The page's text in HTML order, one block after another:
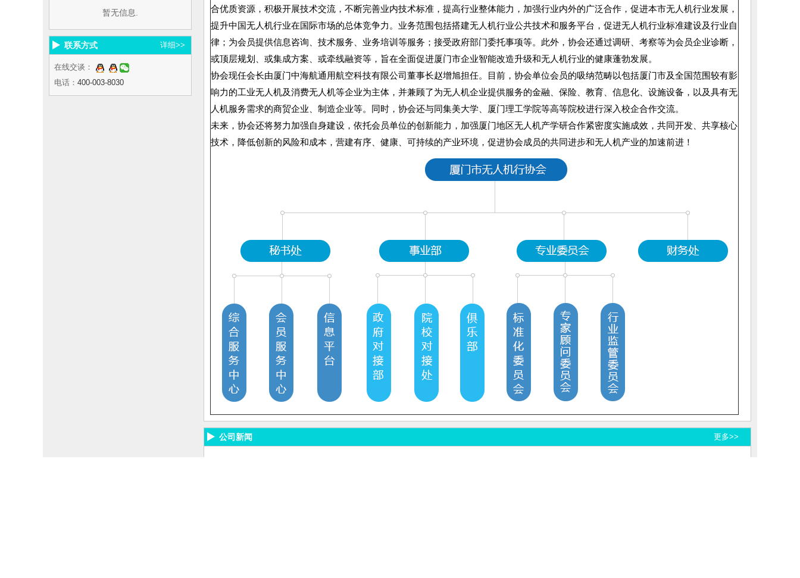
暂无信息.
联系方式 详细>>
在线交谈：
电话： 400-003-8030
合优质资源，积极开展技术交流，不断完善业内技术标准，提高行业整体能力，加强行业内外的广泛合作，促进本市无人机行业发展，
提升中国无人机行业在国际市场的总体竞争力。业务范围包括搭建无人机行业公共技术和服务平台，促进无人机行业标准建设及行业自
律；为会员提供信息咨询、技术服务、业务培训等服务；接受政府部门委托事项等。此外，协会还通过调研、考察等为会员企业诊断，
或顶层规划、或集成方案、或牵线融资等，旨在全面促进厦门市企业智能改造升级和无人机行业的健康蓬勃发展。
协会现任会长由厦门中海航通用航空科技有限公司董事长赵增旭担任。目前，协会单位会员的吸纳范畴以包括厦门市及全国范围较有影
响力的工业无人机及消费无人机等企业为主体，并兼顾了为无人机企业提供服务的金融、保险、教育、信息化、设施设备，以及具有无
人机服务需求的商贸企业、制造企业等。同时，协会还与同集美大学、厦门理工学院等高等院校进行深入校企合作交流。
未来，协会还将努力加强自身建设，依托会员单位的创新能力，加强厦门地区无人机产学研合作紧密度实施成效，共同开发、共享核心
技术，降低创新的风险和成本，营建有序、健康、可持续的产业环境，促进协会成员的共同进步和无人机产业的加速前进！
公司新闻 更多>>